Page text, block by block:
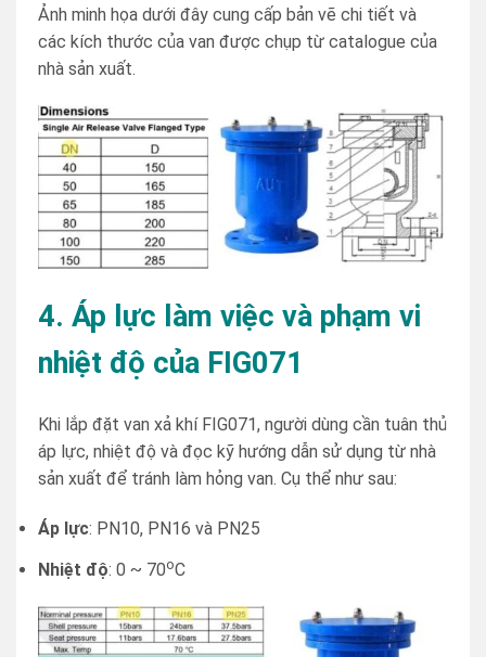
Ảnh minh họa dưới đây cung cấp bản vẽ chi tiết và
các kích thước của van được chụp từ catalogue của
nhà sản xuất.
4. Áp lực làm việc và phạm vi
nhiệt độ của FIG071
Khi lắp đặt van xả khí FIG071, người dùng cần tuân thủ
áp lực, nhiệt độ và đọc kỹ hướng dẫn sử dụng từ nhà
sản xuất để tránh làm hỏng van. Cụ thể như sau:
Áp lực: PN10, PN16 và PN25
Nhiệt độ: 0 ~ 70oC